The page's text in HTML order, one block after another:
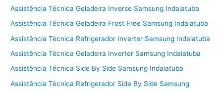
Assistência Técnica Geladeira Inverse Samsung Indaiatuba
Assistência Técnica Geladeira Frost Free Samsung Indaiatuba
Assistência Técnica Refrigerador Inverter Samsung Indaiatuba
Assistência Técnica Geladeira Inverter Samsung Indaiatuba
Assistência Técnica Side By Side Samsung Indaiatuba
Assistência Técnica Refrigerador Side By Side Samsung